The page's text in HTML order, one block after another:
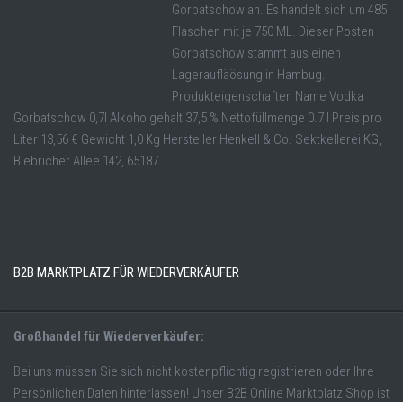
Gorbatschow an. Es handelt sich um 485
Flaschen mit je 750 ML. Dieser Posten
Gorbatschow stammt aus einen
Lageraufläösung in Hambug.
Produkteigenschaften Name Vodka
Gorbatschow 0,7l Alkoholgehalt 37,5 % Nettofüllmenge 0.7 l Preis pro
Liter 13,56 € Gewicht 1,0 Kg Hersteller Henkell & Co. Sektkellerei KG,
Biebricher Allee 142, 65187 ...
B2B MARKTPLATZ FÜR WIEDERVERKÄUFER
Großhandel für Wiederverkäufer:
Bei uns müssen Sie sich nicht kostenpflichtig registrieren oder Ihre
Persönlichen Daten hinterlassen! Unser B2B Online Marktplatz Shop ist